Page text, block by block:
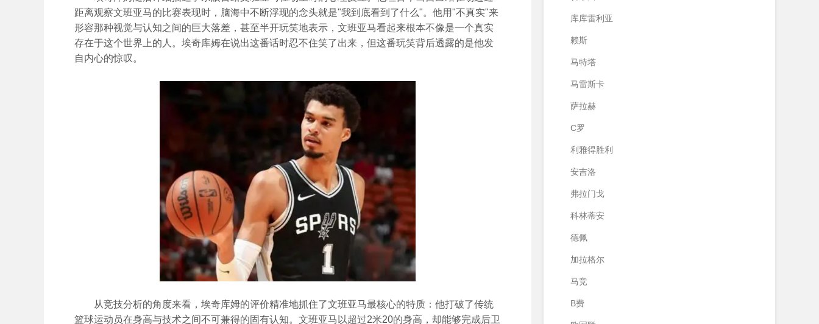
距离观察文班亚马的比赛表现时，脑海中不断浮现的念头就是"我到底看到了什么"。他用"不真实"来
形容那种视觉与认知之间的巨大落差，甚至半开玩笑地表示，文班亚马看起来根本不像是一个真实
存在于这个世界上的人。埃奇库姆在说出这番话时忍不住笑了出来，但这番玩笑背后透露的是他发
自内心的惊叹。
从竞技分析的角度来看，埃奇库姆的评价精准地抓住了文班亚马最核心的特质：他打破了传统
篮球运动员在身高与技术之间不可兼得的固有认知。文班亚马以超过2米20的身高，却能够完成后卫
库库雷利亚
赖斯
马特塔
马雷斯卡
萨拉赫
C罗
利雅得胜利
安吉洛
弗拉门戈
科林蒂安
德佩
加拉格尔
马竞
B费